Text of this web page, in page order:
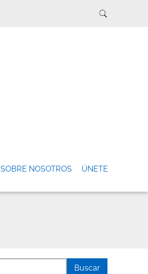
SOBRE NOSOTROS ÚNETE